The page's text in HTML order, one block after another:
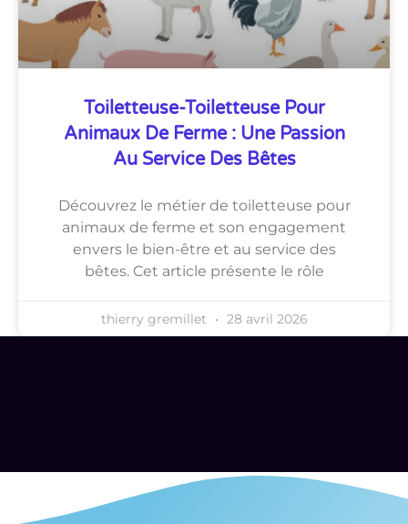
Toiletteuse-Toiletteuse Pour
Animaux De Ferme : Une Passion
Au Service Des Bêtes
Découvrez le métier de toiletteuse pour
animaux de ferme et son engagement
envers le bien-être et au service des
bêtes. Cet article présente le rôle
thierry gremillet 28 avril 2026